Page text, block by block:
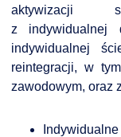
aktywizacji
z indywidualnej
indywidualnej
reintegracji, w
zawodowym, oraz